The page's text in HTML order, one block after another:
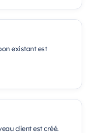
existant est
client est créé.